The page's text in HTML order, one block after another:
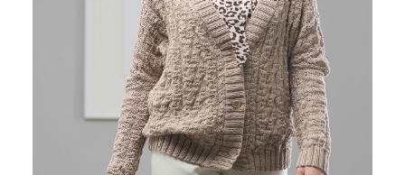
COTTOLANA DK